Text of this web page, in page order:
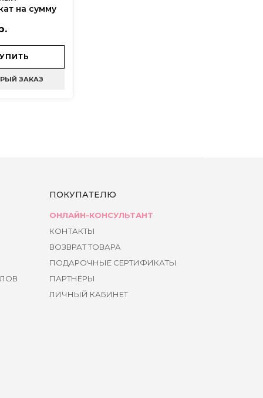
на сумму
ЗАКАЗ
ПОКУПАТЕЛЮ
ОНЛАЙН-КОНСУЛЬТАНТ
КОНТАКТЫ
ВОЗВРАТ ТОВАРА
ПОДАРОЧНЫЕ СЕРТИФИКАТЫ
ПАРТНЁРЫ
ЛИЧНЫЙ КАБИНЕТ